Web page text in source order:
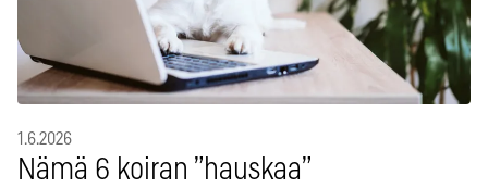
1.6.2026
Nämä 6 koiran ”hauskaa”